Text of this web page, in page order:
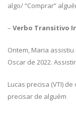
algo/ “Comprar”
– Verbo Transitivo
Ontem, Maria
Oscar de 2022.
Lucas precisa (VTI)
precisar de alguém